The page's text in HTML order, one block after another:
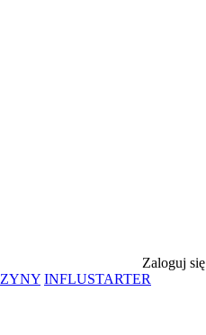
Zaloguj się
INFLUSTARTER